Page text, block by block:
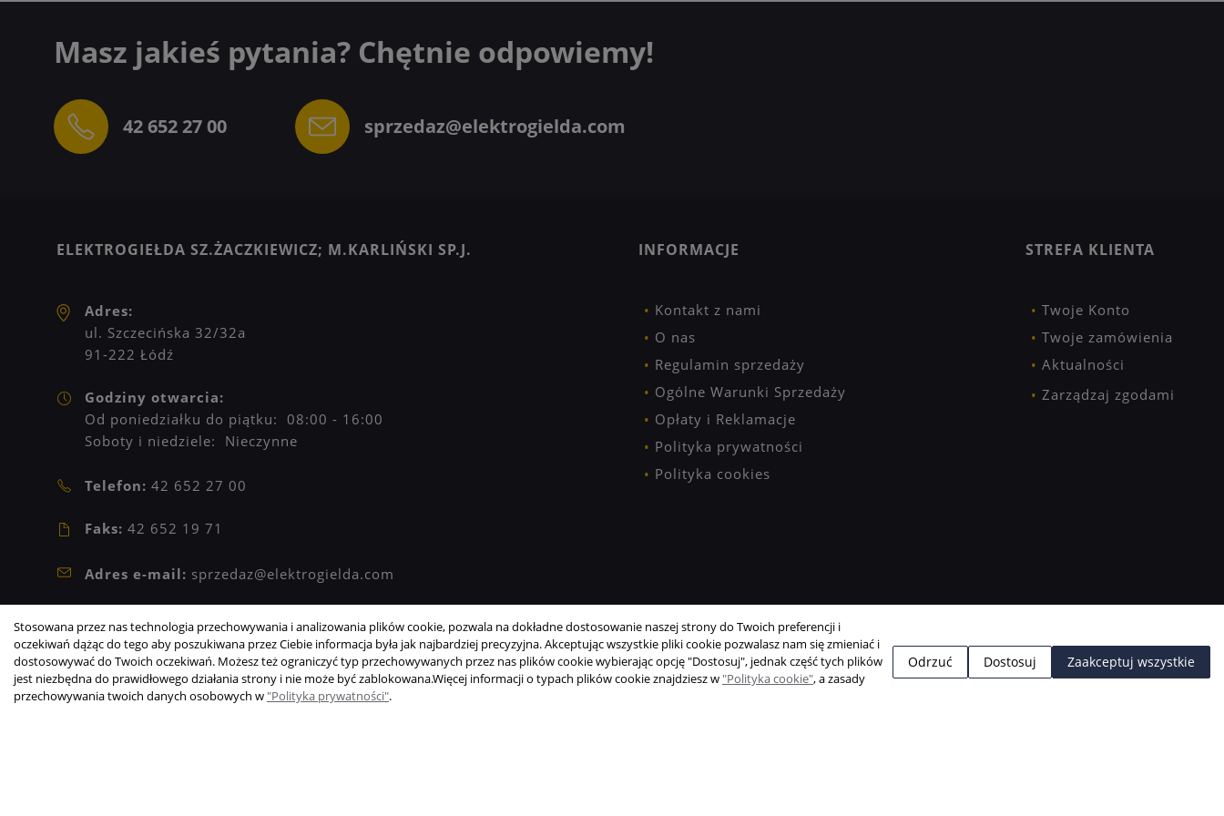
Masz jakieś pytania? Chętnie odpowiemy!
42 652 27 00 sprzedaz@elektrogielda.com
ELEKTROGIEŁDA SZ.ŻACZKIEWICZ; M.KARLIŃSKI SP.J.
Adres:
ul. Szczecińska 32/32a
91-222 Łódź
Godziny otwarcia:
Od poniedziałku do piątku: 08:00 - 16:00
Soboty i niedziele: Nieczynne
Telefon: 42 652 27 00
Faks: 42 652 19 71
Adres e-mail: sprzedaz@elektrogielda.com
REGON: 473209601
INFORMACJE
Kontakt z nami
O nas
Regulamin sprzedaży
Ogólne Warunki Sprzedaży
Opłaty i Reklamacje
Polityka prywatności
Polityka cookies
STREFA KLIENTA
Twoje Konto
Twoje zamówienia
Aktualności
Zarządzaj zgodami
Stosowana przez nas technologia przechowywania i analizowania plików cookie, pozwala na dokładne dostosowanie naszej strony do Twoich preferencji i
oczekiwań dążąc do tego aby poszukiwana przez Ciebie informacja była jak najbardziej precyzyjna. Akceptując wszystkie pliki cookie pozwalasz nam się zmieniać i
dostosowywać do Twoich oczekiwań. Możesz też ograniczyć typ przechowywanych przez nas plików cookie wybierając opcję "Dostosuj", jednak część tych plików
jest niezbędna do prawidłowego działania strony i nie może być zablokowana.Więcej informacji o typach plików cookie znajdziesz w "Polityka cookie", a zasady
przechowywania twoich danych osobowych w "Polityka prywatności".
Odrzuć Dostosuj
Zaakceptuj wszystkie
Copyright © 2003-2026 Elektrogiełda s.j.